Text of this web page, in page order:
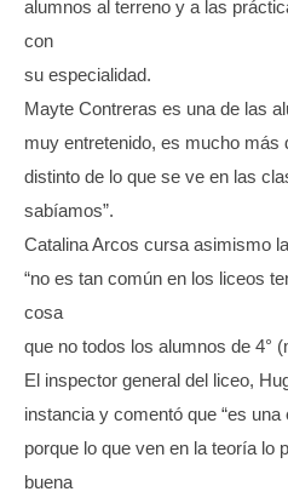
alumnos al terreno y a las
con
su especialidad.
Mayte Contreras es una de las
muy entretenido, es mucho más
distinto de lo que se ve en las
sabíamos”.
Catalina Arcos cursa asimismo
“no es tan común en los liceos
cosa
que no todos los alumnos de 4°
El inspector general del liceo,
instancia y comentó que “es
porque lo que ven en la teoría lo
buena